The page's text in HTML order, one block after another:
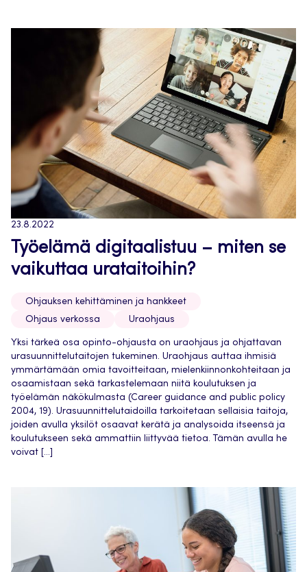
23.8.2022
Työelämä digitaalistuu – miten se
vaikuttaa urataitoihin?
Ohjauksen kehittäminen ja hankkeet
Ohjaus verkossa
Uraohjaus
Yksi tärkeä osa opinto-ohjausta on uraohjaus ja ohjattavan
urasuunnittelutaitojen tukeminen. Uraohjaus auttaa ihmisiä
ymmärtämään omia tavoitteitaan, mielenkiinnonkohteitaan ja
osaamistaan sekä tarkastelemaan niitä koulutuksen ja
työelämän näkökulmasta (Career guidance and public policy
2004, 19). Urasuunnittelutaidoilla tarkoitetaan sellaisia taitoja,
joiden avulla yksilöt osaavat kerätä ja analysoida itseensä ja
koulutukseen sekä ammattiin liittyvää tietoa. Tämän avulla he
voivat […]